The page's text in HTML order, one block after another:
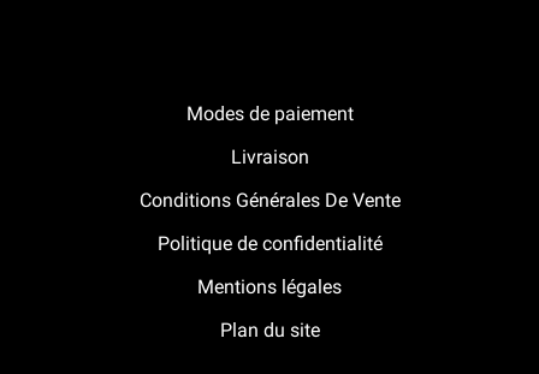
Modes de paiement
Livraison
Conditions Générales De Vente
Politique de confidentialité
Mentions légales
Plan du site